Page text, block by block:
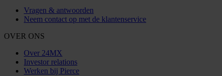
Vragen & antwoorden
Neem contact op met de klantenservice
OVER ONS
Over 24MX
Investor relations
Werken bij Pierce